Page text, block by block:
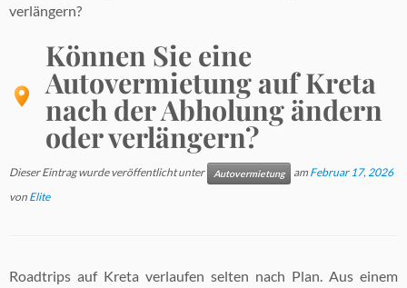
verlängern?
Können Sie eine
Autovermietung auf Kreta
nach der Abholung ändern
oder verlängern?
Dieser Eintrag wurde veröffentlicht unter Autovermietung am Februar 17, 2026
von Elite
Roadtrips auf Kreta verlaufen selten nach Plan. Aus einem